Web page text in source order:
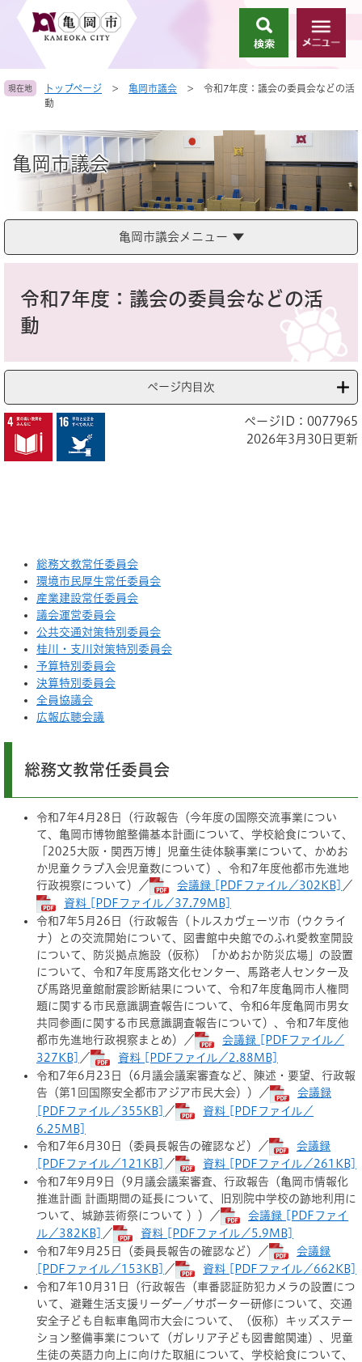
頭
飛
索
メ
ニ
ー
現在地 トップページ > 亀岡市議会 >
令和7年度：議会の委員会などの活
動
亀岡市議会
亀岡市議会メニュー
令和7年度：議会の委員会などの活
動
ページ内目次
ページID：0077965
2026年3月30日更新
総務文教常任委員会
環境市民厚生常任委員会
産業建設常任委員会
議会運営委員会
公共交通対策特別委員会
桂川・支川対策特別委員会
予算特別委員会
決算特別委員会
全員協議会
広報広聴会議
総務文教常任委員会
令和7年4月28日（行政報告（今年度の国際交流事業につい
て、亀岡市博物館整備基本計画について、学校給食について、
「2025大阪・関西万博」児童生徒体験事業について、かめお
か児童クラブ入会児童数について）、令和7年度他都市先進地
行政視察について）／
会議録 [PDFファイル／302KB]
／
資料 [PDFファイル／37.79MB]
令和7年5月26日（行政報告（トルスカヴェーツ市（ウクライ
ナ）との交流開始について、図書館中央館でのふれ愛教室開設
について、防災拠点施設（仮称）「かめおか防災広場」の設置
について、令和7年度馬路文化センター、馬路老人センター及
び馬路児童館耐震診断結果について、令和7年度亀岡市人権問
題に関する市民意識調査報告について、令和6年度亀岡市男女
共同参画に関する市民意識調査報告について）、令和7年度他
都市先進地行政視察まとめ）／
会議録 [PDFファイル／
327KB]
／
資料 [PDFファイル／2.88MB]
令和7年6月23日（6月議会議案審査など、陳述・要望、行政報
告（第1回国際安全都市アジア市民大会））／
会議録
[PDFファイル／355KB]
／
資料 [PDFファイル／
6.25MB]
令和7年6月30日（委員長報告の確認など）／
会議録
[PDFファイル／121KB]
／
資料 [PDFファイル／261KB]
令和7年9月9日（9月議会議案審査、行政報告（亀岡市情報化
推進計画 計画期間の延長について、旧別院中学校の跡地利用に
ついて、城跡芸術祭について ））／
会議録 [PDFファイ
ル／382KB]
／
資料 [PDFファイル／5.9MB]
令和7年9月25日（委員長報告の確認など）／
会議録
[PDFファイル／153KB]
／
資料 [PDFファイル／662KB]
令和7年10月31日（行政報告（車番認証防犯カメラの設置につ
いて、避難生活支援リーダー／サポーター研修について、交通
安全子ども自転車亀岡市大会について、（仮称）キッズステー
ション整備事業について（ガレリア子ども図書館関連）、児童
生徒の英語力向上に向けた取組について、学校給食について、